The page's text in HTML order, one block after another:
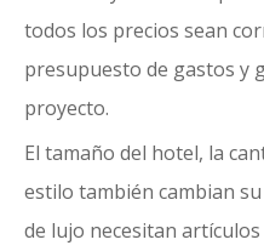
todos los precios sean
presupuesto de gastos y
proyecto.
El tamaño del hotel, la
estilo también cambian
de lujo necesitan